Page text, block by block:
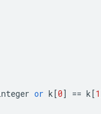
or k[0] == k[1